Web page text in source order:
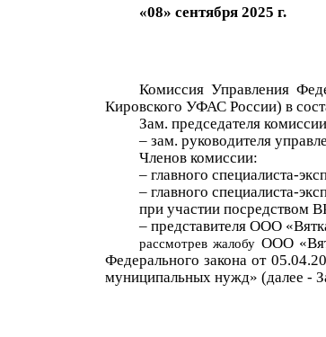
«08» сентября2025 г.
Комиссия Управления
Кировского УФАС России) в
Зам. председателя
– зам. руководителя
Членов комиссии:
– главного специалиста-
– главного специалиста-
при участии посредством
– представителя ООО«
рассмотрев жалобу ООО«
Федерального закона от
муниципальных нужд» (далее -